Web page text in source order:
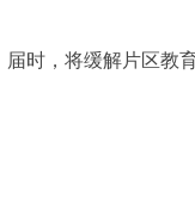
时，将缓解片区教